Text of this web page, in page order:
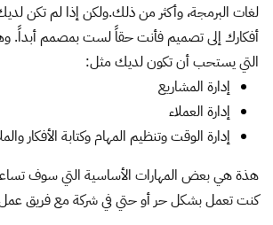
لغات البرمجة، وأكثر من ذلك.ولكن إذا لم تكن
أفكارك إلى تصميم فأنت حقاً لست بمصمم أبداً.
التي يستحب أن تكون لديك مثل:
إدارة المشاريع
إدارة العملاء
إدارة الوقت وتنظيم المهام وكتابة الأفكار
هذة هي بعض المهارات الأساسية التي سوف
كنت تعمل بشكل حر أو حتي في شركة مع فريق